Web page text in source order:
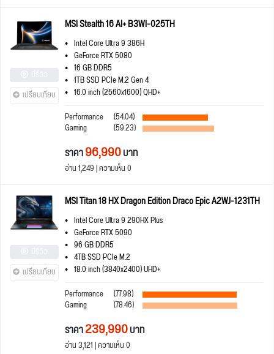
เปรียบเทียบ
MSI Stealth 16 AI+ B3WI-025TH
Intel Core Ultra 9 386H
GeForce RTX 5080
16 GB DDR5
1TB SSD PCIe M.2 Gen 4
16.0 inch (2560x1600) QHD+
Performance
(54.04)
Gaming (59.23)
ราคา96,990บาท
อ่าน 1,249 | ความเห็น 0
เปรียบเทียบ
MSI Titan 18 HX Dragon Edition Draco Epic A2WJ-1231TH
Intel Core Ultra 9 290HX Plus
GeForce RTX 5090
96 GB DDR5
4TB SSD PCIe M.2
18.0 inch (3840x2400) UHD+
Performance
(77.98)
Gaming (78.46)
ราคา239,990บาท
อ่าน 3,121 | ความเห็น 0